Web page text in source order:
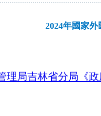
2024年國家
理局吉林省分局《政